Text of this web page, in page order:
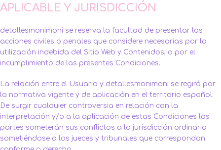
APLICABLE Y JURISDICCIÓN
detallesmonimoni se reserva la facultad de presentar las
acciones civiles o penales que considere necesarias por la
utilización indebida del Sitio Web y Contenidos, o por el
incumplimiento de las presentes Condiciones.
La relación entre el Usuario y detallesmonimoni se regirá por
la normativa vigente y de aplicación en el territorio español.
De surgir cualquier controversia en relación con la
interpretación y/o a la aplicación de estas Condiciones las
partes someterán sus conflictos a la jurisdicción ordinaria
sometiéndose a los jueces y tribunales que correspondan